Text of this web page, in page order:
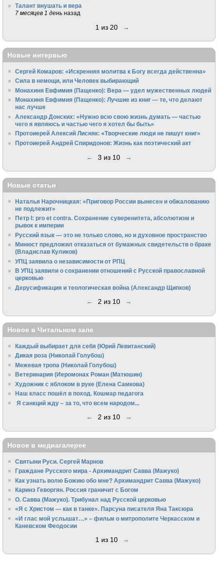
Талант внушать и вера
7 месяцев 1 день назад
1 из 20 →
Новые интервью
Сергей Комаров: «Искренняя молитва к Богу всегда действенна»
Сила в немощи, или Человек выбирающий
Монахиня Евфимия (Пащенко): Вера — удел мужественных людей
Монахиня Евфимия (Пащенко): Лучшие из книг — те, что делают
нас лучше
Александр Донских: «Нужно всю свою жизнь думать — частью
чего я являюсь и частью чего я хотел бы быть»
Протоиерей Алексий Лисняк: «Творческие люди не пишут книг»
Протоиерей Андрей Спиридонов: Жизнь как поэтический акт
← 3 из 10 →
Новые статьи
Наталья Нарочницкая: «Приговор России вынесен и обжалованию
не подлежит»
Петр I: pro et contra. Сохранение суверенитета, абсолютизм и
рывок к империи
Русский язык — это не только слово, но и духовное пространство
Минюст предложил отказаться от бумажных свидетельств о браке
(Владислав Куликов)
УПЦ заявила о независимости от РПЦ
В УПЦ заявили о сохранении отношений с Русской православной
церковью
Дерусификация и теологическая война (Александр Щипков)
← 2 из 10 →
Новое в Читальном зале
Каждый выбирает для себя (Юрий Левитанский)
Дикая роза (Николай Голубош)
Межевая тропа (Николай Голубош)
Ветеринария (Иеромонах Роман (Матюшин)
Художник с яблоком в руке (Елена Самкова)
Наш класс пошёл в поход. Кошмар педагога
Я санкций жду – за то, что всем народом...
← 2 из 10 →
Новое в медиагалерее
Святыни Руси. Сергей Марнов
Граждане Русского мира - Архимандрит Савва (Мажуко)
Как узнать волю Божию обо мне? Архимандрит Савва (Мажуко)
Каринэ Геворгян. Россия граничит с Богом
О. Савва (Мажуко). Трибунал над Русской церковью
«Я с Христом — как в танке». Парсуна писателя Яна Таксюра
«И глас мой услышат…» – фильм о митрополите Черкасском и
Каневском Феодосии
1 из 10 →